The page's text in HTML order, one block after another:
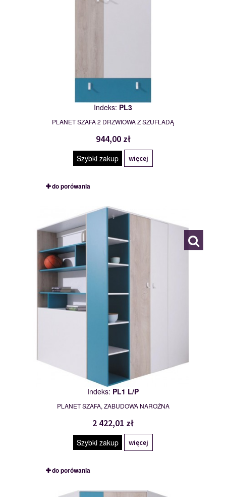
Indeks: PL3
PLANET SZAFA 2 DRZWIOWA Z SZUFLADĄ
944,00 zł
Szybki zakup więcej
do porówania
116837
Indeks: PL1 L/P
PLANET SZAFA, ZABUDOWA NAROŻNA
2 422,01 zł
Szybki zakup więcej
do porówania